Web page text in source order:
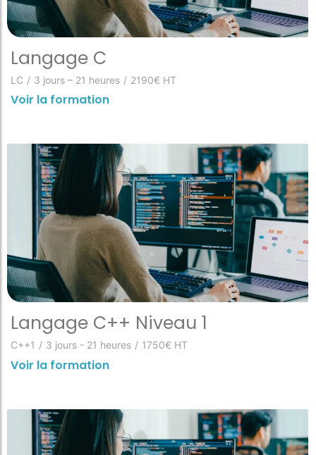
Langage C
LC / 3 jours – 21 heures / 2190€ HT
Voir la formation
Langage C++ Niveau 1
C++1 / 3 jours - 21 heures / 1750€ HT
Voir la formation